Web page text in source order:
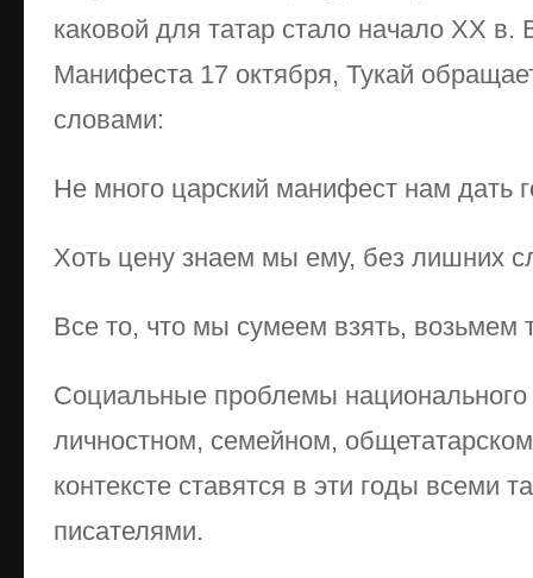
каковой для татар стало начало XX в.
Манифеста 17 октября, Тукай
словами:
Не много царский манифест нам дать
Хоть цену знаем мы ему, без лишних
Все то, что мы сумеем взять, возьмем
Социальные проблемы
личностном, семейном,
контексте ставятся в эти годы всеми
писателями.